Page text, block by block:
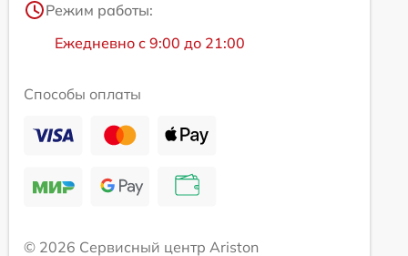
Режим работы:
Ежедневно с 9:00 до 21:00
Способы оплаты
© 2026 Сервисный центр Ariston